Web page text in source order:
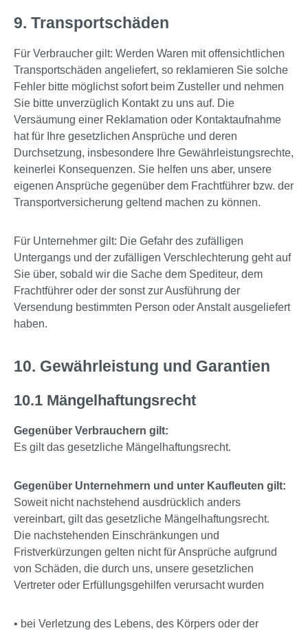
9. Transportschäden
Für Verbraucher gilt: Werden Waren mit offensichtlichen
Transportschäden angeliefert, so reklamieren Sie solche
Fehler bitte möglichst sofort beim Zusteller und nehmen
Sie bitte unverzüglich Kontakt zu uns auf. Die
Versäumung einer Reklamation oder Kontaktaufnahme
hat für Ihre gesetzlichen Ansprüche und deren
Durchsetzung, insbesondere Ihre Gewährleistungsrechte,
keinerlei Konsequenzen. Sie helfen uns aber, unsere
eigenen Ansprüche gegenüber dem Frachtführer bzw. der
Transportversicherung geltend machen zu können.
Für Unternehmer gilt: Die Gefahr des zufälligen
Untergangs und der zufälligen Verschlechterung geht auf
Sie über, sobald wir die Sache dem Spediteur, dem
Frachtführer oder der sonst zur Ausführung der
Versendung bestimmten Person oder Anstalt ausgeliefert
haben.
10. Gewährleistung und Garantien
10.1 Mängelhaftungsrecht
Gegenüber Verbrauchern gilt:
Es gilt das gesetzliche Mängelhaftungsrecht.
Gegenüber Unternehmern und unter Kaufleuten gilt:
Soweit nicht nachstehend ausdrücklich anders
vereinbart, gilt das gesetzliche Mängelhaftungsrecht.
Die nachstehenden Einschränkungen und
Fristverkürzungen gelten nicht für Ansprüche aufgrund
von Schäden, die durch uns, unsere gesetzlichen
Vertreter oder Erfüllungsgehilfen verursacht wurden
• bei Verletzung des Lebens, des Körpers oder der